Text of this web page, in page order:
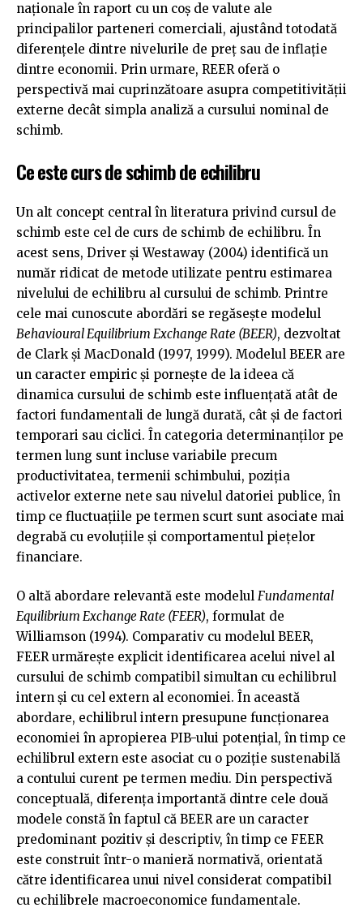
naționale în raport cu un coș de valute ale
principalilor parteneri comerciali, ajustând totodată
diferențele dintre nivelurile de preț sau de inflație
dintre economii. Prin urmare, REER oferă o
perspectivă mai cuprinzătoare asupra competitivității
externe decât simpla analiză a cursului nominal de
schimb.
Ce este curs de schimb de echilibru
Un alt concept central în literatura privind cursul de
schimb este cel de curs de schimb de echilibru. În
acest sens, Driver și Westaway (2004) identifică un
număr ridicat de metode utilizate pentru estimarea
nivelului de echilibru al cursului de schimb. Printre
cele mai cunoscute abordări se regăsește modelul
Behavioural Equilibrium Exchange Rate (BEER), dezvoltat
de Clark și MacDonald (1997, 1999). Modelul BEER are
un caracter empiric și pornește de la ideea că
dinamica cursului de schimb este influențată atât de
factori fundamentali de lungă durată, cât și de factori
temporari sau ciclici. În categoria determinanților pe
termen lung sunt incluse variabile precum
productivitatea, termenii schimbului, poziția
activelor externe nete sau nivelul datoriei publice, în
timp ce fluctuațiile pe termen scurt sunt asociate mai
degrabă cu evoluțiile și comportamentul piețelor
financiare.
O altă abordare relevantă este modelul Fundamental
Equilibrium Exchange Rate (FEER), formulat de
Williamson (1994). Comparativ cu modelul BEER,
FEER urmărește explicit identificarea acelui nivel al
cursului de schimb compatibil simultan cu echilibrul
intern și cu cel extern al economiei. În această
abordare, echilibrul intern presupune funcționarea
economiei în apropierea PIB-ului potențial, în timp ce
echilibrul extern este asociat cu o poziție sustenabilă
a contului curent pe termen mediu. Din perspectivă
conceptuală, diferența importantă dintre cele două
modele constă în faptul că BEER are un caracter
predominant pozitiv și descriptiv, în timp ce FEER
este construit într-o manieră normativă, orientată
către identificarea unui nivel considerat compatibil
cu echilibrele macroeconomice fundamentale.